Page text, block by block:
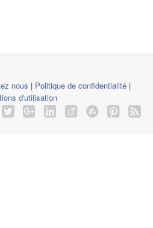
nous | Politique de confidentialité |
d'utilisation